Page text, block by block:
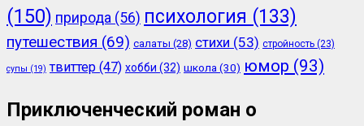
(150) природа (56) психология (133)
путешествия (69) салаты (28) стихи (53) стройность (23)
супы (19) твиттер (47) хобби (32) школа (30) юмор (93)
Приключенческий роман о